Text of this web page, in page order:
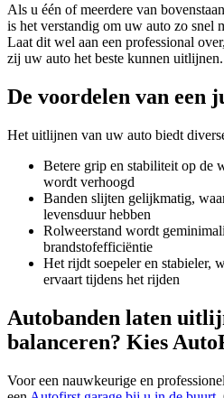
Als u één of meerdere van
is het verstandig om uw auto zo snel
Laat dit wel aan een professional
zij uw auto het beste kunnen uitlijnen.
De voordelen van een
Het uitlijnen van uw auto biedt
Betere grip en stabiliteit op de
wordt verhoogd
Banden slijten gelijkmatig,
levensduur hebben
Rolweerstand wordt
brandstofefficiëntie
Het rijdt soepeler en stabieler,
ervaart tijdens het rijden
Autobanden laten
balanceren? Kies
Voor een nauwkeurige en